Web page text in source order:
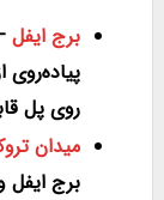
برج ایفل
پیاده‌روی
روی پل
میدان
برج ایفل